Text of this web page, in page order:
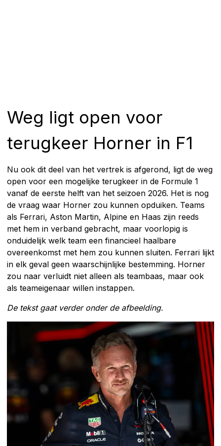
Weg ligt open voor
terugkeer Horner in F1
Nu ook dit deel van het vertrek is afgerond, ligt de weg
open voor een mogelijke terugkeer in de Formule 1
vanaf de eerste helft van het seizoen 2026. Het is nog
de vraag waar Horner zou kunnen opduiken. Teams
als Ferrari, Aston Martin, Alpine en Haas zijn reeds
met hem in verband gebracht, maar voorlopig is
onduidelijk welk team een financieel haalbare
overeenkomst met hem zou kunnen sluiten. Ferrari lijkt
in elk geval geen waarschijnlijke bestemming. Horner
zou naar verluidt niet alleen als teambaas, maar ook
als teameigenaar willen instappen.
De tekst gaat verder onder de afbeelding.